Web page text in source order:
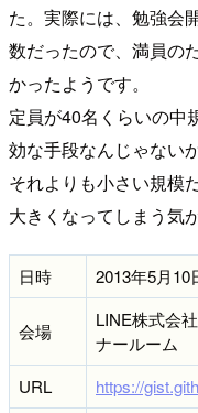
た。実際には、勉強会
数だったので、満員の
かったようです。
定員が40名くらいの中
効な手段なんじゃない
それよりも小さい規模
大きくなってしまう気
日時 2013年5月10
会場
LINE株式会
ナールーム
URL
https://